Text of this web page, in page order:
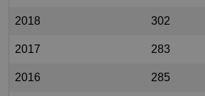
2018 302
2017 283
2016 285